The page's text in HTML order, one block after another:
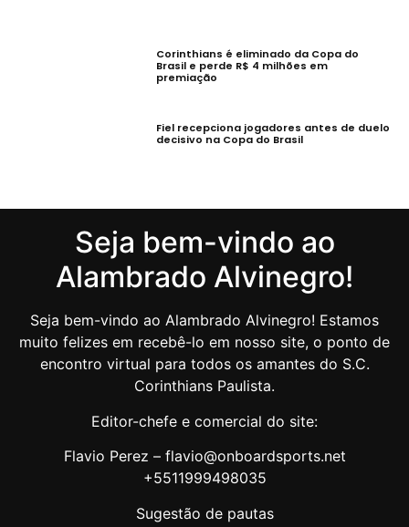
Corinthians é eliminado da Copa do
Brasil e perde R$ 4 milhões em
premiação
Fiel recepciona jogadores antes de duelo
decisivo na Copa do Brasil
Seja bem-vindo ao
Alambrado Alvinegro!
Seja bem-vindo ao Alambrado Alvinegro! Estamos
muito felizes em recebê-lo em nosso site, o ponto de
encontro virtual para todos os amantes do S.C.
Corinthians Paulista.
Editor-chefe e comercial do site:
Flavio Perez – flavio@onboardsports.net
+5511999498035
Sugestão de pautas